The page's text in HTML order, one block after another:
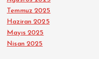
Temmuz 2025
Haziran 2025
Mayıs 2025
Nisan 2025